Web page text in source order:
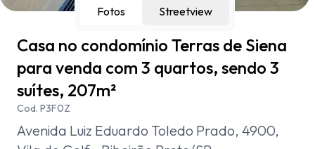
Fotos Streetview
Casa no condomínio Terras de Siena
para venda com 3 quartos, sendo 3
suítes, 207m²
Cod. P3F0Z
Avenida Luiz Eduardo Toledo Prado, 4900,